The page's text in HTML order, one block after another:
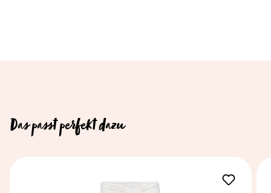
Produktgalerie überspringen
Das passt perfekt dazu